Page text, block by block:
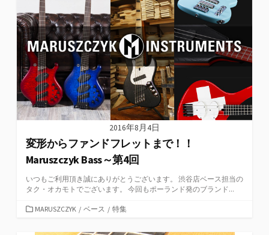
2016年8月4日
変形からファンドフレットまで！！
Maruszczyk Bass～第4回
いつもご利用頂き誠にありがとうございます。 渋谷店ベース担当の
タク・オカモトでございます。 今回もポーランド発のブランド...
カ
ゴ
MARUSZCZYK / ベース / 特集